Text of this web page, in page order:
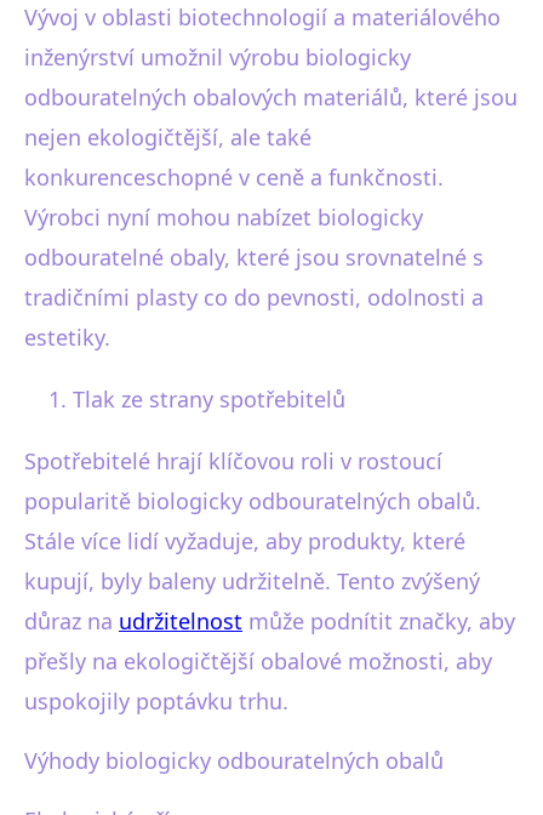
Vývoj v oblasti biotechnologií a materiálového
inženýrství umožnil výrobu biologicky
odbouratelných obalových materiálů, které jsou
nejen ekologičtější, ale také
konkurenceschopné v ceně a funkčnosti.
Výrobci nyní mohou nabízet biologicky
odbouratelné obaly, které jsou srovnatelné s
tradičními plasty co do pevnosti, odolnosti a
estetiky.
Tlak ze strany spotřebitelů
Spotřebitelé hrají klíčovou roli v rostoucí
popularitě biologicky odbouratelných obalů.
Stále více lidí vyžaduje, aby produkty, které
kupují, byly baleny udržitelně. Tento zvýšený
důraz na udržitelnost může podnítit značky, aby
přešly na ekologičtější obalové možnosti, aby
uspokojily poptávku trhu.
Výhody biologicky odbouratelných obalů